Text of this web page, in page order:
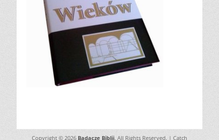
Copyright © 2026 Badacze Biblii. All Rights Reserved. | Catch